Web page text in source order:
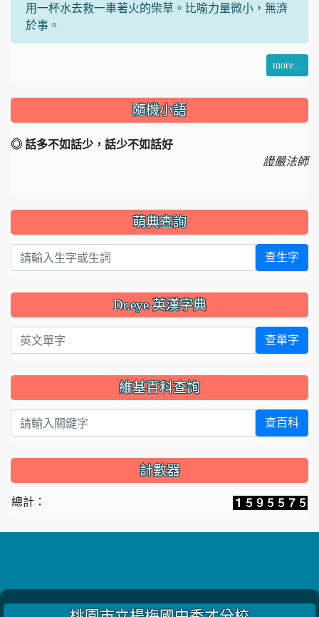
用一杯水去救一車著火的柴草。比喻力量微小，無濟
於事。
more...
隨機小語
◎ 話多不如話少，話少不如話好
證嚴法師
萌典查詢
查生字
Dr.eye 英漢字典
英文單字 查單字
維基百科查詢
查百科
計數器
總計：